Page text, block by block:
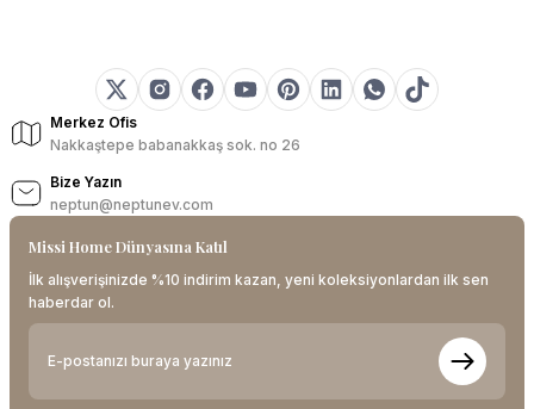
Merkez Ofis
Nakkaştepe babanakkaş sok. no 26
Bize Yazın
neptun@neptunev.com
Missi Home Dünyasına Katıl
İlk alışverişinizde %10 indirim kazan, yeni koleksiyonlardan ilk sen
haberdar ol.